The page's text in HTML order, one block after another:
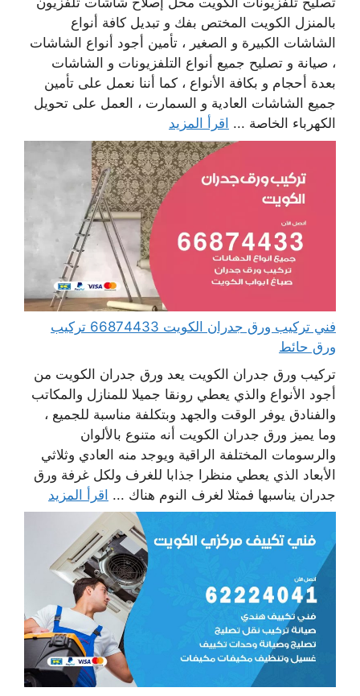
بالمنزل الكويت المختص بفك و تبديل كافة أنواع
الشاشات الكبيرة و الصغير ، تأمين أجود أنواع الشاشات
، صيانة و تصليح جميع أنواع التلفزيونات و الشاشات
بعدة أحجام و بكافة الأنواع ، كما أننا نعمل على تأمين
جميع الشاشات العادية و السمارت ، العمل على تحويل
الكهرباء الخاصة ... اقرأ المزيد
فني تركيب ورق جدران الكويت 66874433 تركيب
ورق حائط
تركيب ورق جدران الكويت يعد ورق جدران الكويت من
أجود الأنواع والذي يعطي رونقا جميلا للمنازل والمكاتب
والفنادق يوفر الوقت والجهد وبتكلفة مناسبة للجميع ،
وما يميز ورق جدران الكويت أنه متنوع بالألوان
والرسومات المختلفة الراقية ويوجد منه العادي وثلاثي
الأبعاد الذي يعطي منظرا جذابا للغرف ولكل غرفة ورق
جدران يناسبها فمثلا لغرف النوم هناك ... اقرأ المزيد